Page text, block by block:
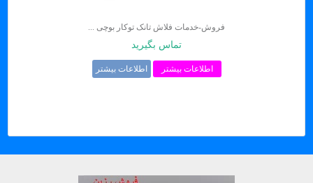
فروش-خدمات فلاش تانک توکار بوچی ...
تماس بگیرید
اطلاعات بیشتر اطلاعات بیشتر